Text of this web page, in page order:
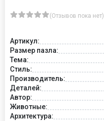
(Отзывов пока нет)
Артикул:
Размер пазла:
Тема:
Стиль:
Производитель:
Деталей:
Автор:
Животные:
Архитектура: